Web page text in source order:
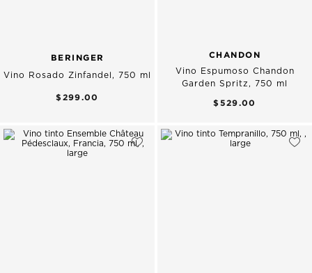
BERINGER
Vino Rosado Zinfandel, 750 ml
$299.00
CHANDON
Vino Espumoso Chandon
Garden Spritz, 750 ml
$529.00